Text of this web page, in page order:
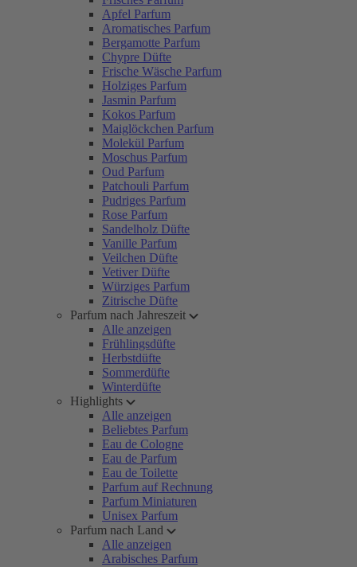
Apfel Parfum
Aromatisches Parfum
Bergamotte Parfum
Chypre Düfte
Frische Wäsche Parfum
Holziges Parfum
Jasmin Parfum
Kokos Parfum
Maiglöckchen Parfum
Molekül Parfum
Moschus Parfum
Oud Parfum
Patchouli Parfum
Pudriges Parfum
Rose Parfum
Sandelholz Düfte
Vanille Parfum
Veilchen Düfte
Vetiver Düfte
Würziges Parfum
Zitrische Düfte
Parfum nach Jahreszeit
Alle anzeigen
Frühlingsdüfte
Herbstdüfte
Sommerdüfte
Winterdüfte
Highlights
Alle anzeigen
Beliebtes Parfum
Eau de Cologne
Eau de Parfum
Eau de Toilette
Parfum auf Rechnung
Parfum Miniaturen
Unisex Parfum
Parfum nach Land
Alle anzeigen
Arabisches Parfum